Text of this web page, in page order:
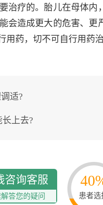
治疗的。胎儿在母体内
会造成更大的危害、更
药，切不可自行用药治
适?
上去?
咨询客服
答您的疑问 患者选